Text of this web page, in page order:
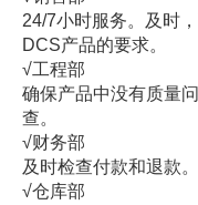
24/7小时服务。及时
DCS产品的要求。
√工程部
确保产品中没有质量
查。
√财务部
及时检查付款和退款。
√仓库部